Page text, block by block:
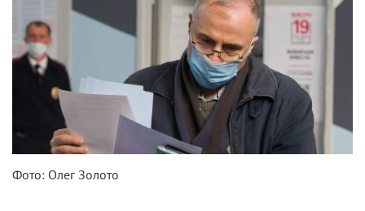
Фото: Олег Золото